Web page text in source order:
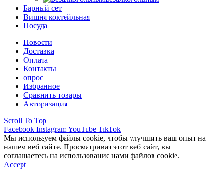
Барный сет
Вишня коктейльная
Посуда
Новости
Доставка
Оплата
Контакты
опрос
Избранное
Сравнить товары
Авторизация
Scroll To Top
Facebook InstagramYouTube TikTok
Мы используем файлы cookie, чтобы улучшить ваш опыт на
нашем веб-сайте. Просматривая этот веб-сайт, вы
соглашаетесь на использование нами файлов cookie.
Accept